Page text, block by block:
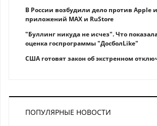
В России возбудили дело против Apple
приложений MAX и RuStore
"Буллинг никуда не исчез". Что
оценка госпрограммы "ДосболLike"
США готовят закон об экстренном
ПОПУЛЯРНЫЕ НОВОСТИ